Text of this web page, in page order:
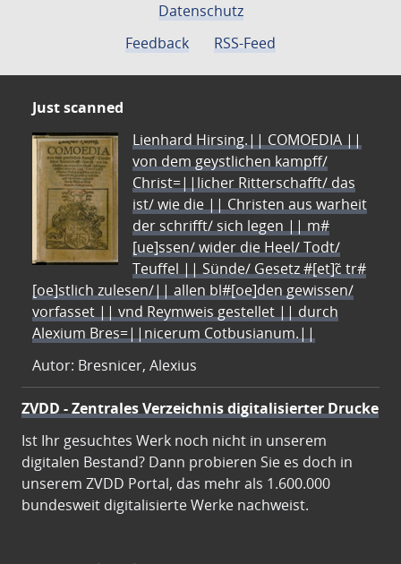
Datenschutz
Feedback
RSS-Feed
Just scanned
Lienhard Hirsing.|| COMOEDIA ||
von dem geystlichen kampff/
Christ=||licher Ritterschafft/ das
ist/ wie die || Christen aus warheit
der schrifft/ sich legen || m#
[ue]ssen/ wider die Heel/ Todt/
Teuffel || Sünde/ Gesetz #[et]c̃ tr#
[oe]stlich zulesen/|| allen bl#[oe]den gewissen/
vorfasset || vnd Reymweis gestellet || durch
Alexium Bres=||nicerum Cotbusianum.||
Autor: Bresnicer, Alexius
ZVDD - Zentrales Verzeichnis digitalisierter Drucke
Ist Ihr gesuchtes Werk noch nicht in unserem
digitalen Bestand? Dann probieren Sie es doch in
unserem ZVDD Portal, das mehr als 1.600.000
bundesweit digitalisierte Werke nachweist.